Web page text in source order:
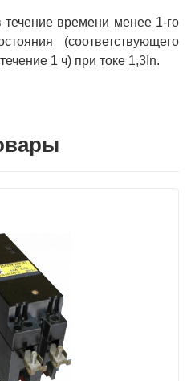
времени менее 1-го
(соответствующего
1 ч) при токе 1,3In.